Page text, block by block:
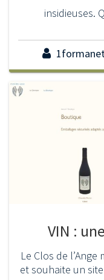
insidieuses.
VIN :
Le Clos de
et souhaite un